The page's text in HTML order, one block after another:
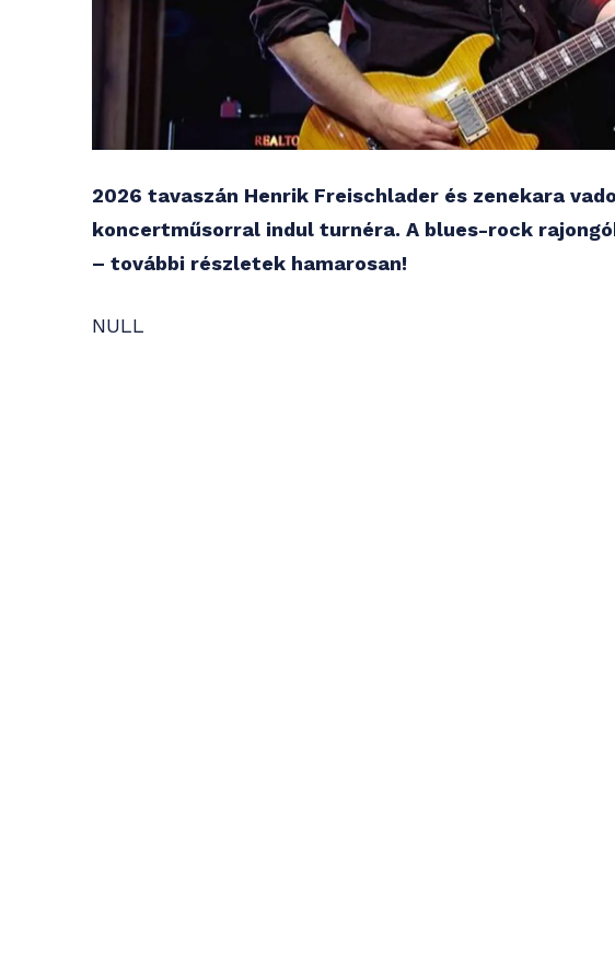
2026 tavaszán Henrik Freischlader és zenekara
koncertműsorral indul turnéra. A blues-rock
– további részletek hamarosan!
NULL